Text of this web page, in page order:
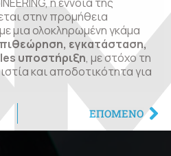
στην προμήθεια
μια ολοκληρωμένη γκάμα
εγκατάσταση,
υποστήριξη, με στόχο τη
και αποδοτικότητα για
ΕΠΌΜΕΝΟ